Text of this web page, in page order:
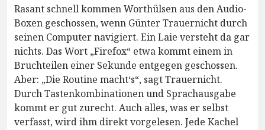
Rasant schnell kommen Worthülsen aus den Audio-
Boxen geschossen, wenn Günter Trauernicht durch
seinen Computer navigiert. Ein Laie versteht da gar
nichts. Das Wort „Firefox“ etwa kommt einem in
Bruchteilen einer Sekunde entgegen geschossen.
Aber: „Die Routine macht‘s“, sagt Trauernicht.
Durch Tastenkombinationen und Sprachausgabe
kommt er gut zurecht. Auch alles, was er selbst
verfasst, wird ihm direkt vorgelesen. Jede Kachel